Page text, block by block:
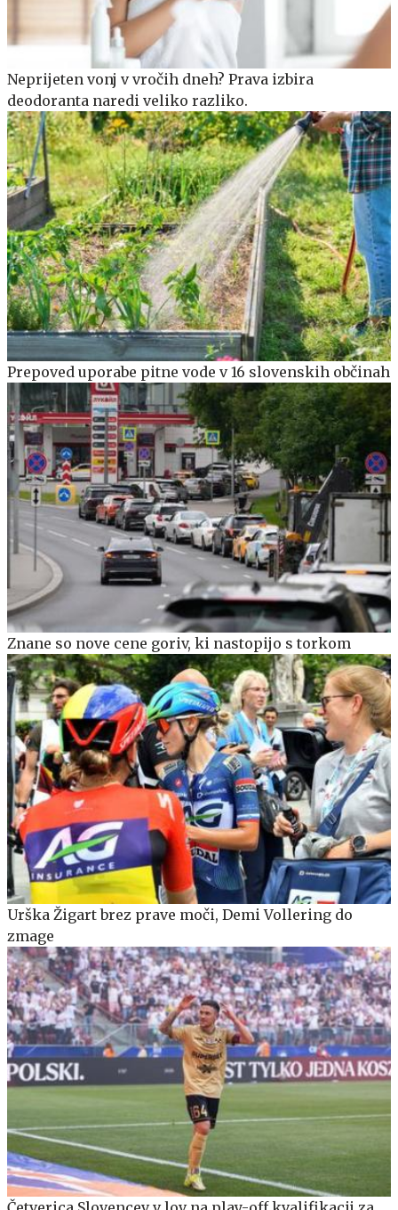
Neprijeten vonj v vročih dneh? Prava izbira
deodoranta naredi veliko razliko.
Prepoved uporabe pitne vode v 16 slovenskih občinah
Znane so nove cene goriv, ki nastopijo s torkom
Urška Žigart brez prave moči, Demi Vollering do
zmage